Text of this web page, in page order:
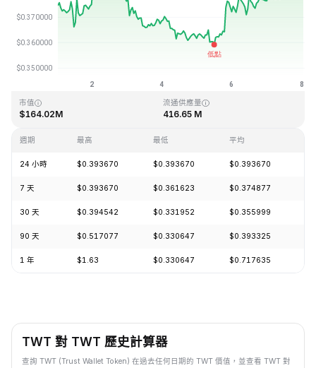
歷史最高價格
$0.002776
市值
$164.02M
流通供應量
416.65 M
週期 最高 最低 平均
24 小時 $0.393670 $0.393670 $0.393670
7 天 $0.393670 $0.361623 $0.374877
30 天 $0.394542 $0.331952 $0.355999
90 天 $0.517077 $0.330647 $0.393325
1 年 $1.63 $0.330647 $0.717635
TWT 對 TWT 歷史計算器
查詢 TWT (Trust Wallet Token) 在過去任何日期的 TWT 價值，並查看 TWT 對